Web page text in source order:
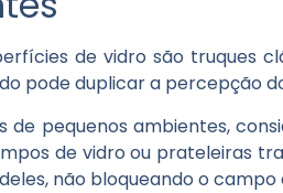
de vidro são truques
pode duplicar a percepção
de pequenos ambientes,
de vidro ou prateleiras
não bloqueando o campo